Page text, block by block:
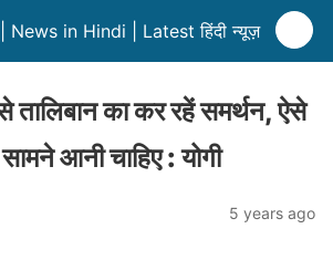
in Hindi | Latest हिंदी न्यूज़
तालिबान का कर रहें समर्थन, ऐसे
आनी चाहिए : योगी
5 years ago